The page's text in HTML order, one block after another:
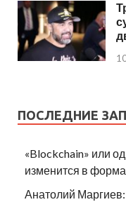
ПОСЛЕДНИЕ
«Blockchain» или
изменится в
Анатолий Маргиев: